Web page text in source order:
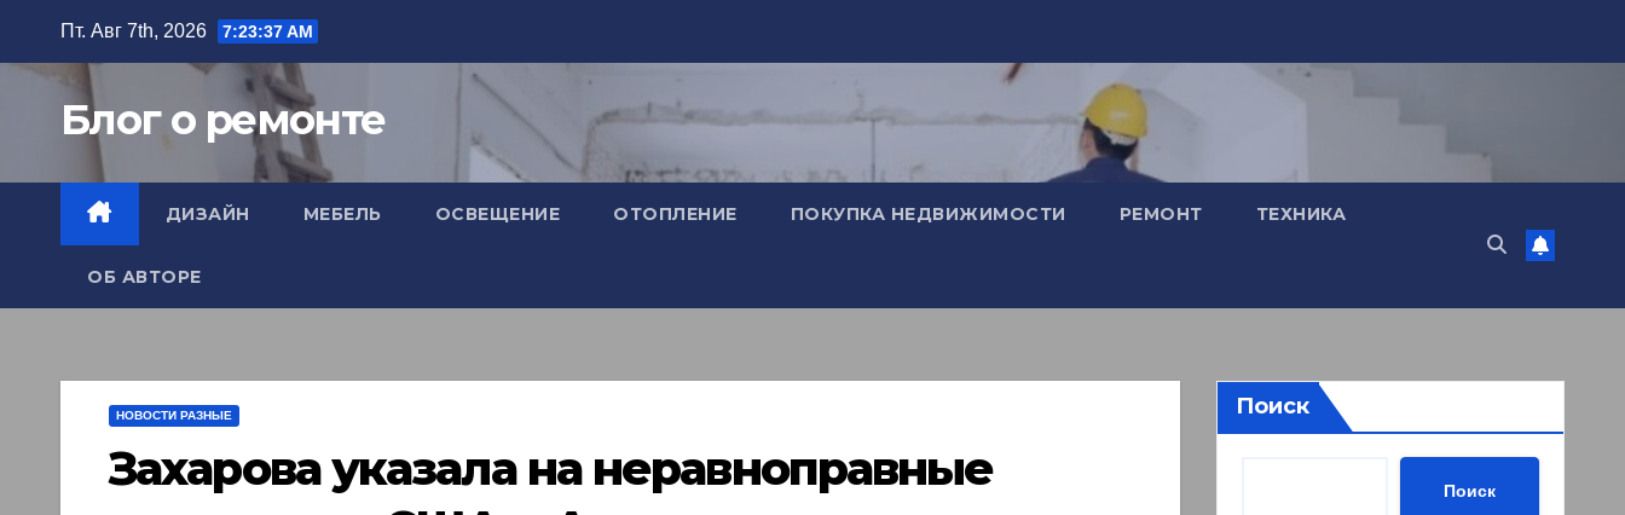
содержимому
Пт. Авг 7th, 2026 7:23:38 AM
Блог о ремонте
ДИЗАЙН МЕБЕЛЬ ОСВЕЩЕНИЕ ОТОПЛЕНИЕ ПОКУПКА НЕДВИЖИМОСТИ РЕМОНТ ТЕХНИКА
ОБ АВТОРЕ
НОВОСТИ РАЗНЫЕ
Захарова указала на неравноправные
Поиск
Поиск